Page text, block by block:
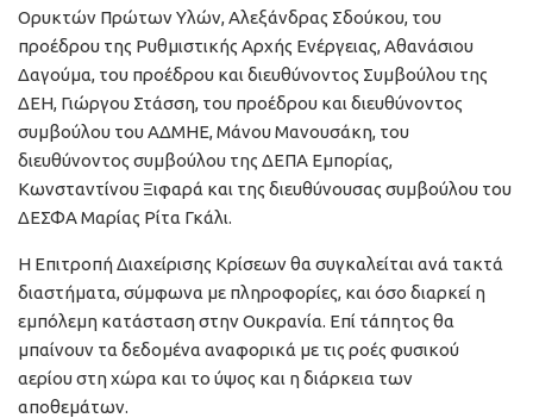
Ορυκτών Πρώτων Υλών, Αλεξάνδρας Σδούκου, του
προέδρου της Ρυθμιστικής Αρχής Ενέργειας, Αθανάσιου
Δαγούμα, του προέδρου και διευθύνοντος Συμβούλου της
ΔΕΗ, Γιώργου Στάσση, του προέδρου και διευθύνοντος
συμβούλου του ΑΔΜΗΕ, Μάνου Μανουσάκη, του
διευθύνοντος συμβούλου της ΔΕΠΑ Εμπορίας,
Κωνσταντίνου Ξιφαρά και της διευθύνουσας συμβούλου του
ΔΕΣΦΑ Μαρίας Ρίτα Γκάλι.
Η Επιτροπή Διαχείρισης Κρίσεων θα συγκαλείται ανά τακτά
διαστήματα, σύμφωνα με πληροφορίες, και όσο διαρκεί η
εμπόλεμη κατάσταση στην Ουκρανία. Επί τάπητος θα
μπαίνουν τα δεδομένα αναφορικά με τις ροές φυσικού
αερίου στη χώρα και το ύψος και η διάρκεια των
αποθεμάτων.